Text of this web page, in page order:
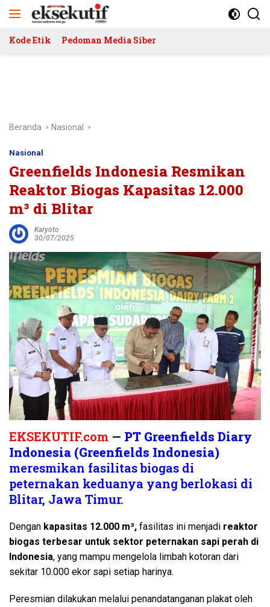
Kode Etik Pedoman Media Siber
Beranda Nasional
Nasional
Greenfields Indonesia Resmikan
Reaktor Biogas Kapasitas 12.000
m³ di Blitar
Karyoto
30/07/2025
EKSEKUTIF.com — PT Greenfields Diary
Indonesia (Greenfields Indonesia)
meresmikan fasilitas biogas di
peternakan keduanya yang berlokasi di
Blitar, Jawa Timur.
Dengan kapasitas 12.000 m³, fasilitas ini menjadi reaktor
biogas terbesar untuk sektor peternakan sapi perah di
Indonesia, yang mampu mengelola limbah kotoran dari
sekitar 10.000 ekor sapi setiap harinya.
Peresmian dilakukan melalui penandatanganan plakat oleh